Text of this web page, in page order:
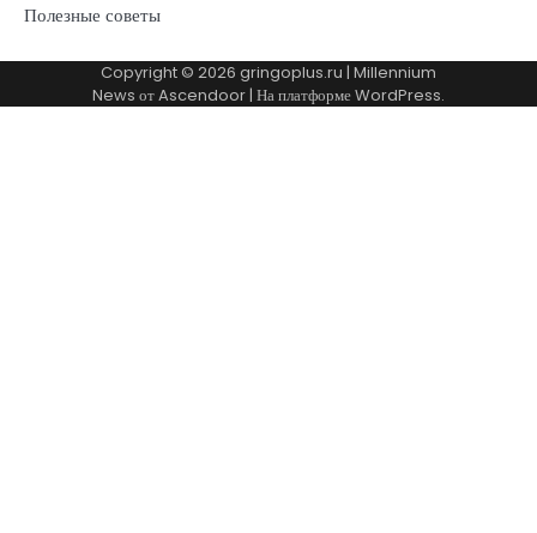
Полезные советы
Copyright © 2026 gringoplus.ru | Millennium
News отAscendoor| На платформеWordPress.